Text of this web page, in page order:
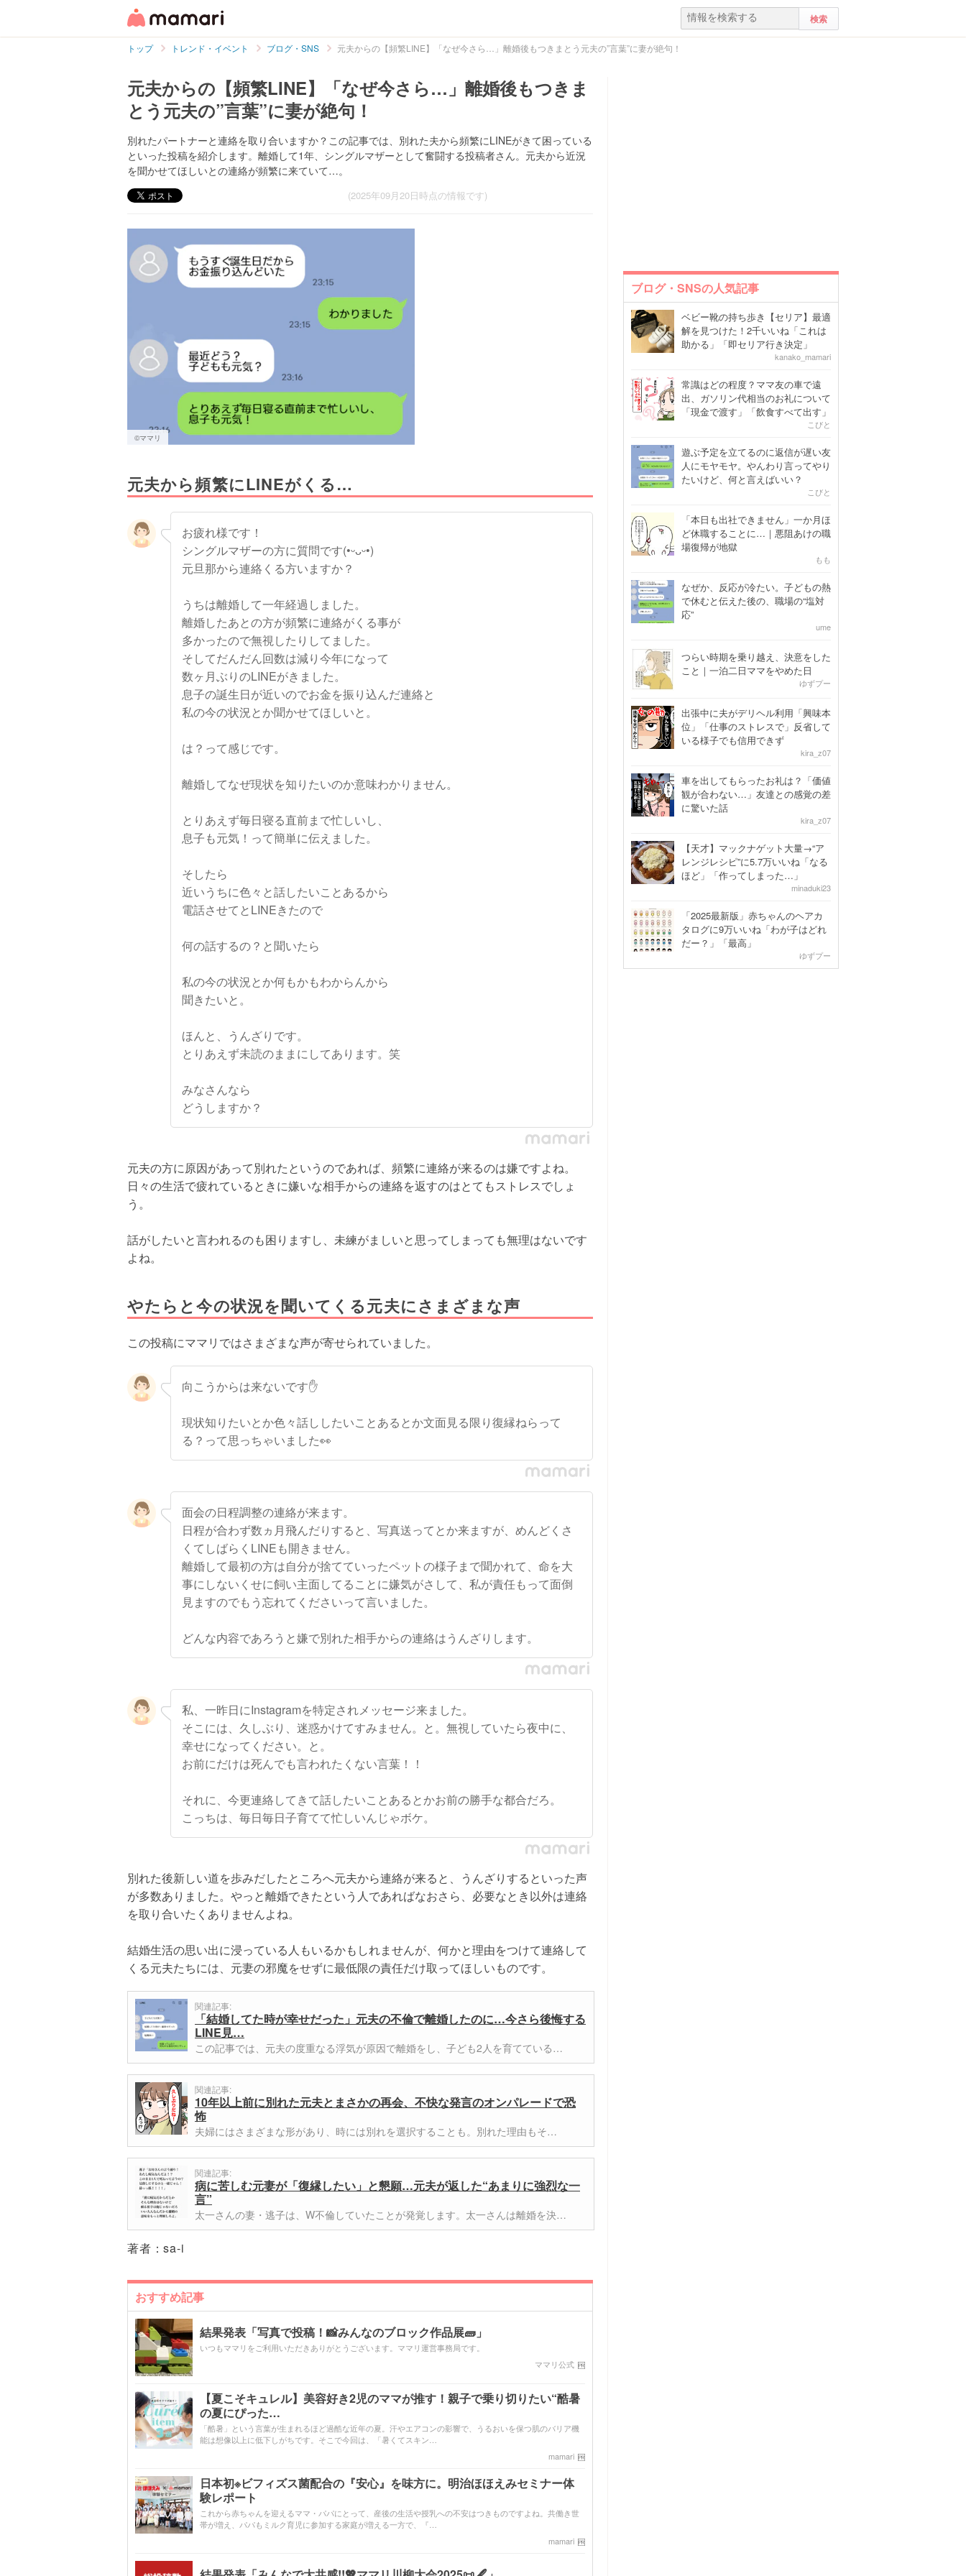
トップ トレンド・イベント ブログ・SNS 元夫からの【頻繁LINE】「なぜ今さら…」離婚後もつきまとう元夫の”言葉”に妻が絶句！
元夫からの【頻繁LINE】「なぜ今さら…」離婚後もつきま
とう元夫の”言葉”に妻が絶句！
別れたパートナーと連絡を取り合いますか？この記事では、別れた夫から頻繁にLINEがきて困っている
といった投稿を紹介します。離婚して1年、シングルマザーとして奮闘する投稿者さん。元夫から近況
を聞かせてほしいとの連絡が頻繁に来ていて…。
(2025年09月20日時点の情報です)
©ママリ
元夫から頻繁にLINEがくる…
お疲れ様です！
シングルマザーの方に質問です(•ᵕᴗᵕ•)
元旦那から連絡くる方いますか？
うちは離婚して一年経過しました。
離婚したあとの方が頻繁に連絡がくる事が
多かったので無視したりしてました。
そしてだんだん回数は減り今年になって
数ヶ月ぶりのLINEがきました。
息子の誕生日が近いのでお金を振り込んだ連絡と
私の今の状況とか聞かせてほしいと。
は？って感じです。
離婚してなぜ現状を知りたいのか意味わかりません。
とりあえず毎日寝る直前まで忙しいし、
息子も元気！って簡単に伝えました。
そしたら
近いうちに色々と話したいことあるから
電話させてとLINEきたので
何の話するの？と聞いたら
私の今の状況とか何もかもわからんから
聞きたいと。
ほんと、うんざりです。
とりあえず未読のままにしてあります。笑
みなさんなら
どうしますか？
元夫の方に原因があって別れたというのであれば、頻繁に連絡が来るのは嫌ですよね。
日々の生活で疲れているときに嫌いな相手からの連絡を返すのはとてもストレスでしょ
う。
話がしたいと言われるのも困りますし、未練がましいと思ってしまっても無理はないです
よね。
やたらと今の状況を聞いてくる元夫にさまざまな声
この投稿にママリではさまざまな声が寄せられていました。
向こうからは来ないです✋
現状知りたいとか色々話ししたいことあるとか文面見る限り復縁ねらって
る？って思っちゃいました👀
面会の日程調整の連絡が来ます。
日程が合わず数ヵ月飛んだりすると、写真送ってとか来ますが、めんどくさ
くてしばらくLINEも開きません。
離婚して最初の方は自分が捨てていったペットの様子まで聞かれて、命を大
事にしないくせに飼い主面してることに嫌気がさして、私が責任もって面倒
見ますのでもう忘れてくださいって言いました。
どんな内容であろうと嫌で別れた相手からの連絡はうんざりします。
私、一昨日にInstagramを特定されメッセージ来ました。
そこには、久しぶり、迷惑かけてすみません。と。無視していたら夜中に、
幸せになってください。と。
お前にだけは死んでも言われたくない言葉！！
それに、今更連絡してきて話したいことあるとかお前の勝手な都合だろ。
こっちは、毎日毎日子育てて忙しいんじゃボケ。
別れた後新しい道を歩みだしたところへ元夫から連絡が来ると、うんざりするといった声
が多数ありました。やっと離婚できたという人であればなおさら、必要なとき以外は連絡
を取り合いたくありませんよね。
結婚生活の思い出に浸っている人もいるかもしれませんが、何かと理由をつけて連絡して
くる元夫たちには、元妻の邪魔をせずに最低限の責任だけ取ってほしいものです。
関連記事:
「結婚してた時が幸せだった」元夫の不倫で離婚したのに…今さら後悔する
LINE見…
この記事では、元夫の度重なる浮気が原因で離婚をし、子ども2人を育てている…
関連記事:
10年以上前に別れた元夫とまさかの再会、不快な発言のオンパレードで恐
怖
夫婦にはさまざまな形があり、時には別れを選択することも。別れた理由もそ…
関連記事:
病に苦しむ元妻が「復縁したい」と懇願…元夫が返した“あまりに強烈な一
言”
太一さんの妻・逃子は、W不倫していたことが発覚します。太一さんは離婚を決…
著者：sa-i
おすすめ記事
結果発表「写真で投稿！📸みんなのブロック作品展🧱」
いつもママリをご利用いただきありがとうございます。ママリ運営事務局です。
ママリ公式
【夏こそキュレル】美容好き2児のママが推す！親子で乗り切りたい“酷暑
の夏にぴった…
「酷暑」という言葉が生まれるほど過酷な近年の夏。汗やエアコンの影響で、うるおいを保つ肌のバリア機
能は想像以上に低下しがちです。そこで今回は、「暑くてスキン…
mamari
日本初※ビフィズス菌配合の『安心』を味方に。明治ほほえみセミナー体
験レポート
これから赤ちゃんを迎えるママ・パパにとって、産後の生活や授乳への不安はつきものですよね。共働き世
帯が増え、パパもミルク育児に参加する家庭が増える一方で、『…
mamari
ブログ・SNSの人気記事
ベビー靴の持ち歩き【セリア】最適
解を見つけた！2千いいね「これは
助かる」「即セリア行き決定」
kanako_mamari
常識はどの程度？ママ友の車で遠
出、ガソリン代相当のお礼について
「現金で渡す」「飲食すべて出す」
こびと
遊ぶ予定を立てるのに返信が遅い友
人にモヤモヤ。やんわり言ってやり
たいけど、何と言えばいい？
こびと
「本日も出社できません」一か月ほ
ど休職することに…｜悪阻あけの職
場復帰が地獄
もも
なぜか、反応が冷たい。子どもの熱
で休むと伝えた後の、職場の“塩対
応”
ume
つらい時期を乗り越え、決意をした
こと｜一泊二日ママをやめた日
ゆずプー
出張中に夫がデリヘル利用「興味本
位」「仕事のストレスで」反省して
いる様子でも信用できず
kira_z07
車を出してもらったお礼は？「価値
観が合わない…」友達との感覚の差
に驚いた話
kira_z07
【天才】マックナゲット大量→“ア
レンジレシピ”に5.7万いいね「なる
ほど」「作ってしまった…」
minaduki23
「2025最新版」赤ちゃんのヘアカ
タログに9万いいね「わが子はどれ
だー？」「最高」
ゆずプー